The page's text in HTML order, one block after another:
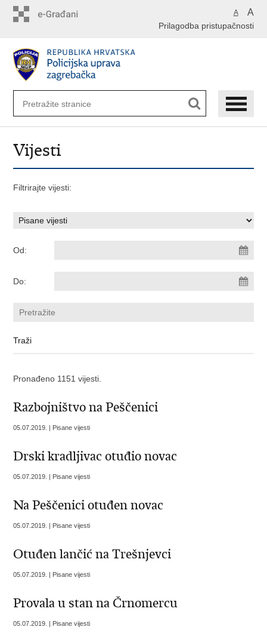
A A
Prilagodba pristupačnosti
Vijesti
Filtrirajte vijesti:
Od:
Do:
Pronađeno 1151 vijesti.
Razbojništvo na Peščenici
05.07.2019. | Pisane vijesti
Drski kradljivac otuđio novac
05.07.2019. | Pisane vijesti
Na Peščenici otuđen novac
05.07.2019. | Pisane vijesti
Otuđen lančić na Trešnjevci
05.07.2019. | Pisane vijesti
Provala u stan na Črnomercu
05.07.2019. | Pisane vijesti